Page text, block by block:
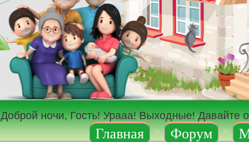
Доброй ночи, Гость! Урааа! Выходные! Давайте
Главная * Форум *